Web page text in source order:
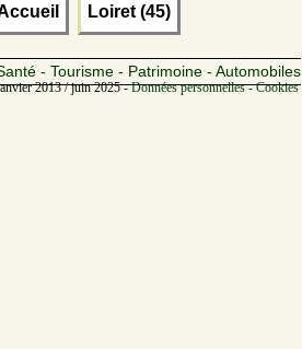
Loiret (45)
- Tourisme - Patrimoine - Automobiles
2013 / juin 2025 -Données personnelles -